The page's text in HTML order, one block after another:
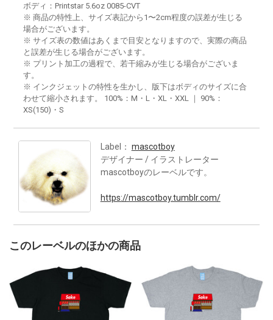
ボディ：Printstar 5.6oz 0085-CVT
※ 商品の特性上、サイズ表記から1〜2cm程度の誤差が生じる
場合がございます。
※ サイズ表の数値はあくまで目安となりますので、実際の商品
と誤差が生じる場合がございます。
※ プリント加工の過程で、若干縮みが生じる場合がございま
す。
※ インクジェットの特性を生かし、版下はボディのサイズに合
わせて縮小されます。 100%：M・L・XL・XXL ｜ 90%：
XS(150)・S
Label： mascotboy
デザイナー / イラストレーター
mascotboyのレーベルです。
https://mascotboy.tumblr.com/
このレーベルのほかの商品